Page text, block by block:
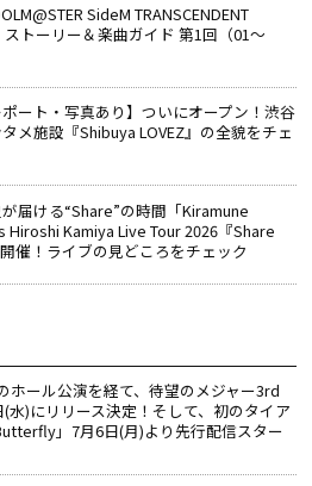
SideM TRANSCENDENT
ストーリー＆楽曲ガイド 第1回（01～
ポート・写真あり】ついにオープン！渋谷
メ施設『Shibuya LOVEZ』の全貌をチェ
届ける“Share”の時間――「Kiramune
Hiroshi Kamiya Live Tour 2026『Share
催！ライブの見どころをチェック
ホール公演を経て、待望のメジャー3rd
(水)にリリース決定！そして、初のタイア
」7月6日(月)より先行配信スター